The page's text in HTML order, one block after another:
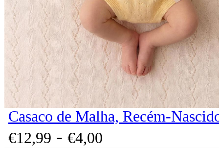
Casaco de Malha, Recém-
€12,99 - €4,00